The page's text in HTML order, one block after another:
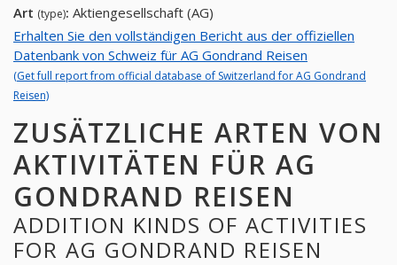
Art (type): Aktiengesellschaft (AG)
Erhalten Sie den vollständigen Bericht aus der offiziellen
Datenbank von Schweiz für AG Gondrand Reisen
(Get full report from official database of Switzerland for AG Gondrand
Reisen)
ZUSÄTZLICHE ARTEN VON
AKTIVITÄTEN FÜR AG
GONDRAND REISEN
ADDITION KINDS OF ACTIVITIES
FOR AG GONDRAND REISEN